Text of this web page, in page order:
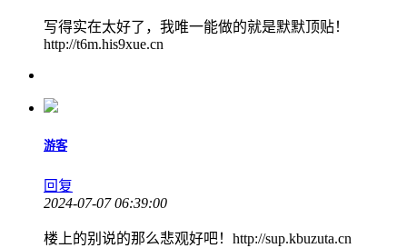
写得实在太好了，我唯一能做的就是默默顶贴！
http://t6m.his9xue.cn
游客
回复
2024-07-07 06:39:00
楼上的别说的那么悲观好吧！http://sup.kbuzuta.cn